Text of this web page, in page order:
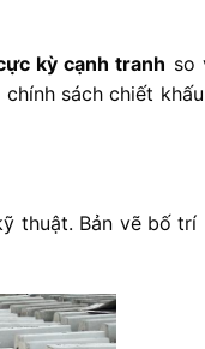
kỳcạnhtranh so
chính sáchchiết khấu
thuật. Bản vẽ bốtrí